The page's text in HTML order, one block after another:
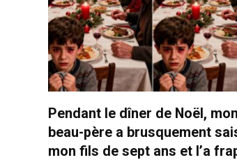
Pendant le dîner de Noël, mon
beau-père a brusquement
mon fils de sept ans et l’a